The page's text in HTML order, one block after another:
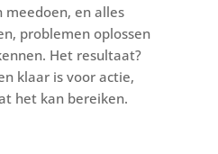
meedoen, en alles
problemen oplossen
Het resultaat?
klaar is voor actie,
het kan bereiken.